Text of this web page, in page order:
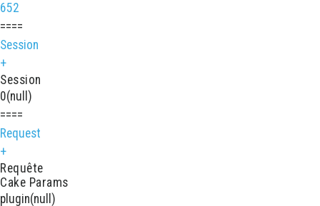
652
====
Session
+
Session
0(null)
====
Request
+
Requête
Cake Params
plugin(null)